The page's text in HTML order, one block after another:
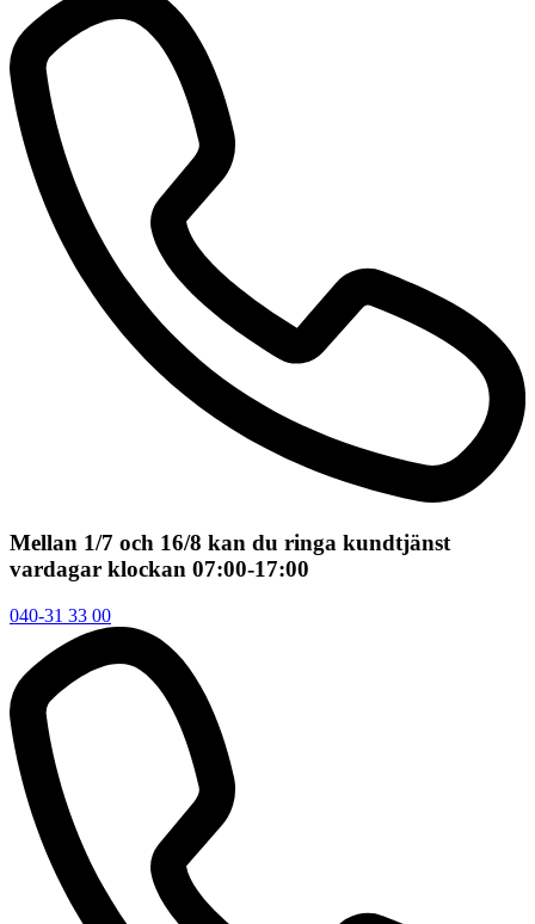
Mellan 1/7 och 16/8 kan du ringa kundtjänst
vardagar klockan 07:00-17:00
040-31 33 00